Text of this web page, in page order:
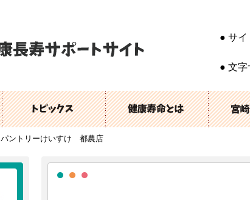
サイ
文字
パントリーけいすけ 都農店